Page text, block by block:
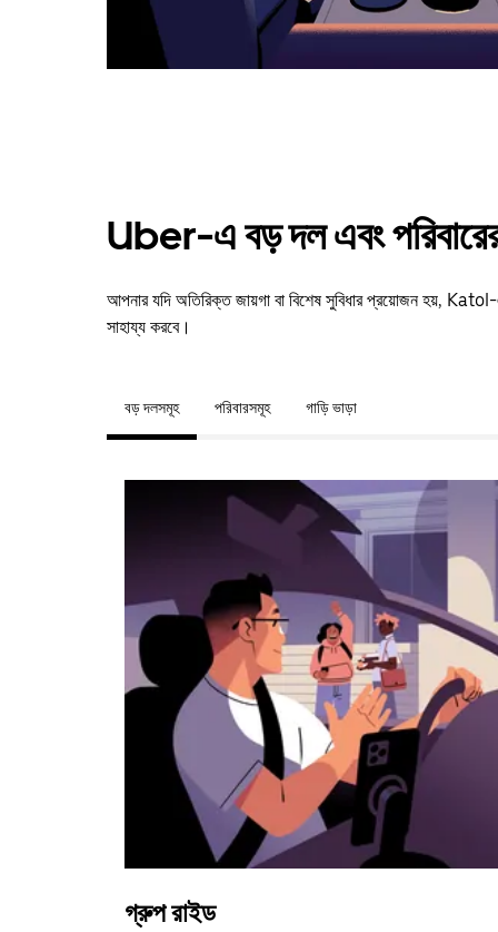
Uber-এ বড় দল এবং
আপনার যদি অতিরিক্ত জায়গা বা বিশেষ সুবিধার প্রয়োজন হয়,
সাহায্য করবে।
বড় দলসমূহ পরিবারসমূহ গাড়ি ভাড়া
গ্রুপ রাইড